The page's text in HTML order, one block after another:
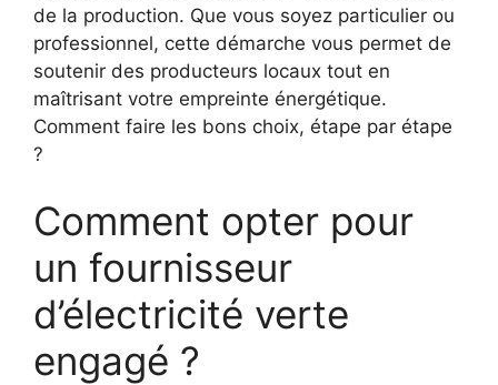
de la production. Que vous soyez particulier ou
professionnel, cette démarche vous permet de
soutenir des producteurs locaux tout en
maîtrisant votre empreinte énergétique.
Comment faire les bons choix, étape par étape
?
Comment opter pour
un fournisseur
d’électricité verte
engagé ?